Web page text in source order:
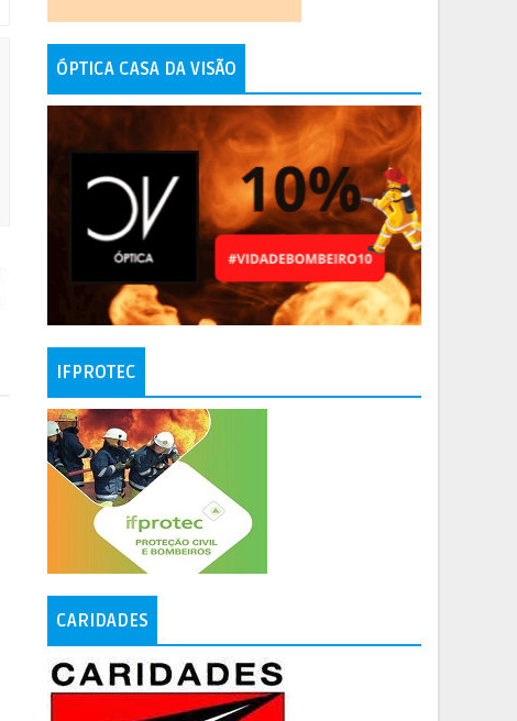
ÓPTICA CASA DA VISÃO
IFPROTEC
CARIDADES